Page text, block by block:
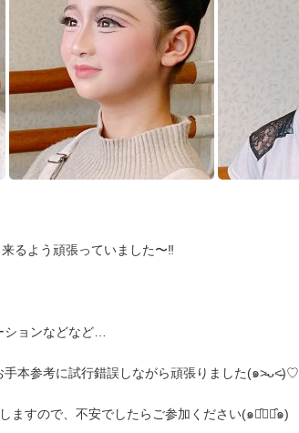
るよう頑張っていました〜‼︎
ョンなどなど…
手本参考に試行錯誤しながら頑張りました(๑˃̵ᴗ˂̵)♡
ますので、不安でしたらご参加ください(๑･̑◡･̑๑)